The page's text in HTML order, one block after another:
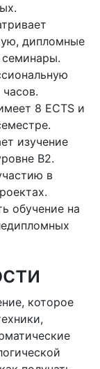
дипломные
8 ECTS и
изучение
B2.
в
обучение на
которое